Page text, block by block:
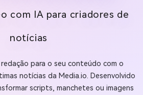
com IA para criadores de
notícias
para o seu conteúdo com o
notícias da Media.io. Desenvolvido
scripts, manchetes ou imagens